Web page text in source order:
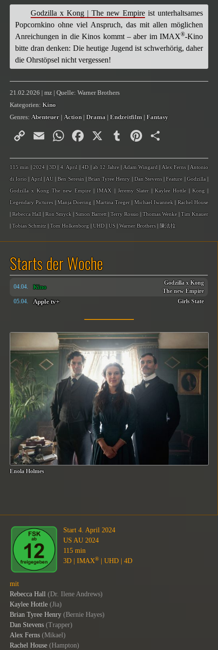
Starts der Woche
Godzilla x Kong
The new Empire
Kino
04.04.
Girls State
Apple tv+
05.04.
Enola Holmes
Godzilla x Kong | The new Empire ist unterhaltsames
Popcornkino ohne viel Anspruch, das mit allen möglichen
Anreichungen in die Kinos kommt – aber im IMAX®-Kino
bitte dran denken: Die heutige Jugend ist schwerhörig, daher
die Ohrstöpsel nicht vergessen!
21.02.2026 | mz | Quelle: Warner Brothers
Kategorien: Kino
Genres:Abenteuer|Action| Drama Endzeitfilm Fantasy
CopyEmailWhatsApp
Facebook
X TumblrPinterest
115 min |2024 |3D|4. April |4D|ab 12 Jahre| Adam Wingard | Alex Ferns|Antonio
di Iorio | April|AU |Ben Seresin|Brian Tyree Henry | Dan Stevens|Feature |Godzilla|
Godzilla x Kong The new Empire |IMAX | Jeremy Slater| Kaylee Hottle| Kong|
Legendary Pictures| Manja Doering | Martina Treger | Michael Iwannek | Rachel House
| Rebecca Hall | Ron Smyck | Simon Barrett |Terry Rossio |Thomas Wenke |Tim Knauer
|Tobias Schmitz |Tom Holkenborg | UHD| US |Warner Brothers| 陳法拉
Start 4. April 2024
US AU 2024
115 min
3D | IMAX® | UHD | 4D
mit
Rebecca Hall (Dr. Ilene Andrews)
Kaylee Hottle (Jia)
Brian Tyree Henry (Bernie Hayes)
Dan Stevens (Trapper)
Alex Ferns (Mikael)
Rachel House (Hampton)